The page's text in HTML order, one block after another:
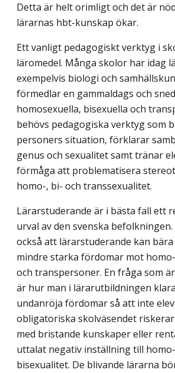
Detta är helt orimligt och det är
lärarnas hbt-kunskap ökar.
Ett vanligt pedagogiskt verktyg i
läromedel. Många skolor har idag
exempelvis biologi och
förmedlar en gammaldags och
homosexuella, bisexuella och
behövs pedagogiska verktyg som
personers situation, förklarar
genus och sexualitet samt tränar
förmåga att problematisera
homo-, bi- och transsexualitet.
Lärarstuderande är i bästa fall ett
urval av den svenska
också att lärarstuderande kan
mindre starka fördomar mot
och transpersoner. En fråga som
är hur man i lärarutbildningen
undanröja fördomar så att inte
obligatoriska skolväsendet
med bristande kunskaper eller
uttalat negativ inställning till
bisexualitet. De blivande lärarna